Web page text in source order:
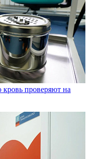
проверяют на